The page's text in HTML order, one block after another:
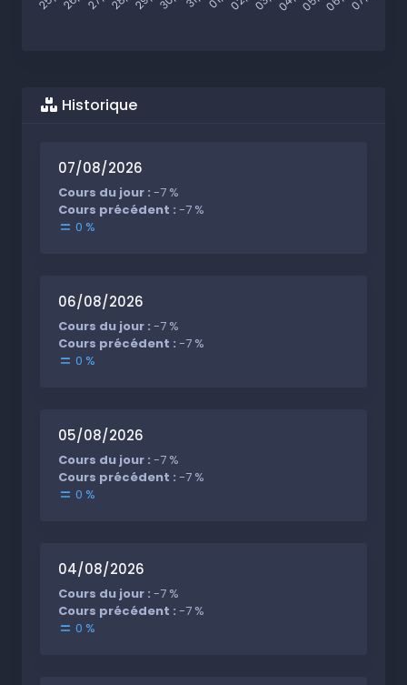
Historique
07/08/2026
Cours du jour : -7 %
Cours précédent : -7 %
0 %
06/08/2026
Cours du jour : -7 %
Cours précédent : -7 %
0 %
05/08/2026
Cours du jour : -7 %
Cours précédent : -7 %
0 %
04/08/2026
Cours du jour : -7 %
Cours précédent : -7 %
0 %